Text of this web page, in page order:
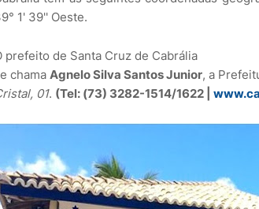
1' 39'' Oeste.
prefeito de Santa Cruz de Cabrália
chama Agnelo Silva Santos Junior, a
01. (Tel: (73) 3282-1514/1622 |